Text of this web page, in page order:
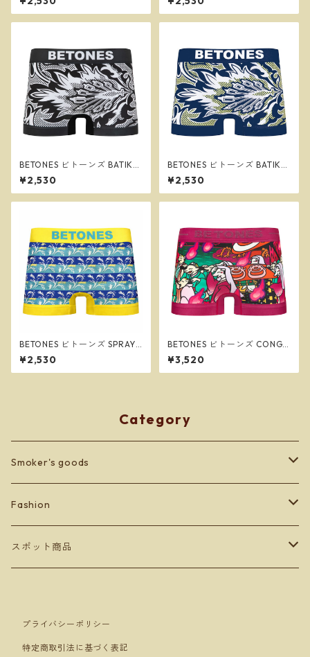
サイズ ボクサーパンツ ※ネコ
ポスで送料無料※
サイズ ボクサーパンツ ※ネコ
ポスで送料無料※
BETONES ビトーンズ BATIK2
BLACK メンズ フリーサイズ
ボクサーパンツ ※ネコポスで
送料無料※
¥2,530
BETONES ビトーンズ BATIK2
NAVY メンズ フリーサイズ ボ
クサーパンツ ※ネコポスで送
料無料※
¥2,530
BETONES ビトーンズ SPRAY
YELLOW メンズ フリーサイズ
ボクサーパンツ ※ネコポスで
送料無料※
¥2,530
BETONES ビトーンズ CONGR
ATULATIONS PURPLE メンズ
フリーサイズ ボクサーパンツ
※ネコポスで送料無料※
¥3,520
Category
Smoker's goods
zippo
lighter
Fashion
BETONES
Ladey's
Orobianco
スポット商品
プライバシーポリシー
特定商取引法に基づく表記